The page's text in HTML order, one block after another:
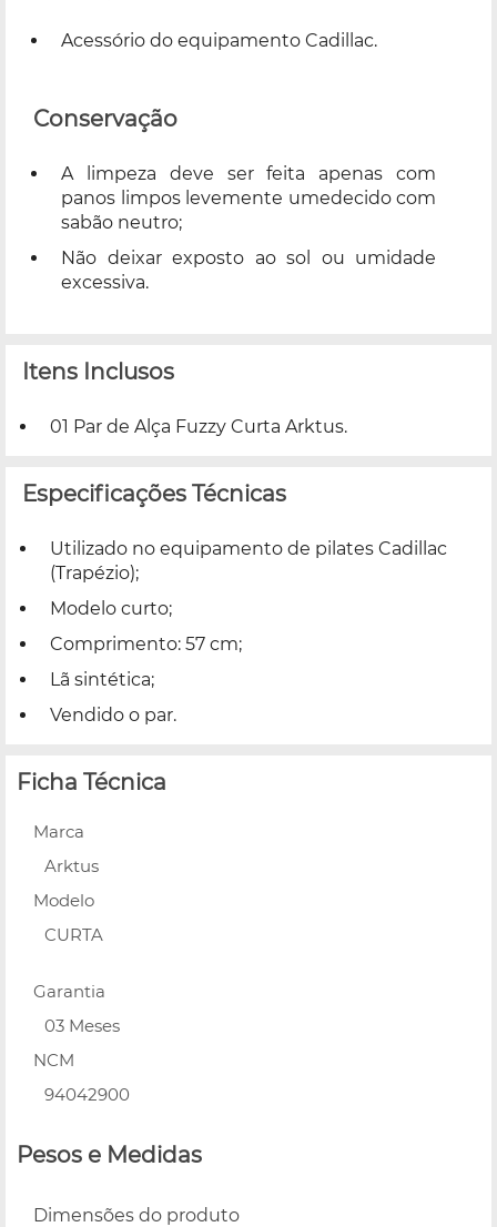
Acessório do equipamento Cadillac.
Conservação
A limpeza deve ser feita apenas com
panos limpos levemente umedecido com
sabão neutro;
Não deixar exposto ao sol ou umidade
excessiva.
Itens Inclusos
01 Par de Alça Fuzzy Curta Arktus.
Especificações Técnicas
Utilizado no equipamento de pilates Cadillac
(Trapézio);
Modelo curto;
Comprimento: 57 cm;
Lã sintética;
Vendido o par.
Ficha Técnica
Marca
Arktus
Modelo
CURTA
Garantia
03 Meses
NCM
94042900
Pesos e Medidas
Dimensões do produto